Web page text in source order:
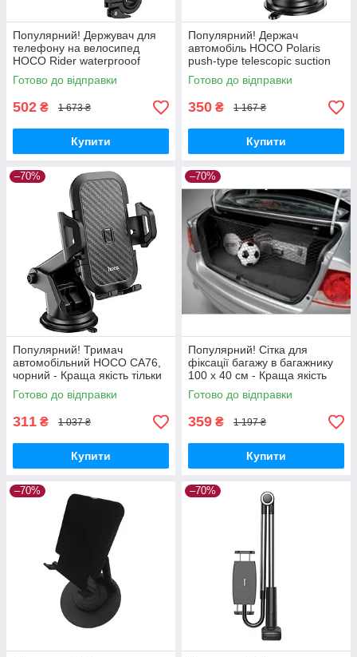
Популярний! Держувач для
телефону на велосипед
HOCO Rider waterprooof
CA101, чорний - Краща якість
тільки на Nukleon.com.ua
Готово до відправки
502 ₴ 1 673 ₴
Купити
Популярний! Держач
автомобіль HOCO Polaris
push-type telescopic suction
car holder CA95, чорний -
Краща якість тільки на
Готово до відправки
350 ₴ 1 167 ₴
Купити
–70%
Популярний! Тримач
автомобільний HOCO CA76,
чорний - Краща якість тільки
на Nukleon.com.ua
Готово до відправки
311 ₴ 1 037 ₴
Купити
–70%
Популярний! Сітка для
фіксації багажу в багажнику
100 х 40 см - Краща якість
тільки на Nukleon.com.ua
Готово до відправки
359 ₴ 1 197 ₴
Купити
–70% –70%